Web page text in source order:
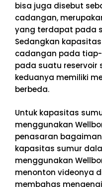
bisa juga disebut
cadangan,
yang terdapat pada
Sedangkan
cadangan pada
pada suatu reservoir
keduanya memiliki
berbeda.
Untuk kapasitas
menggunakan
penasaran
kapasitas sumur
menggunakan
menonton videonya
membahas